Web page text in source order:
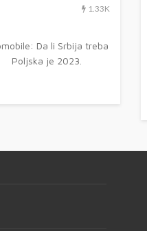
1.33K
Da li Srbija treba
Poljska je 2023.